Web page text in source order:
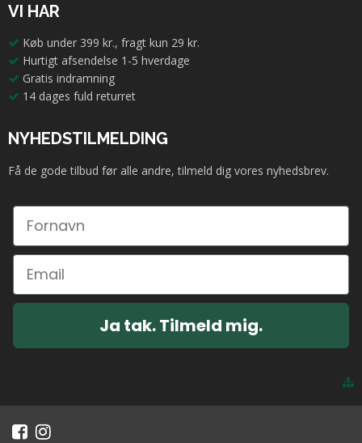
VI HAR
Køb under 399 kr., fragt kun 29 kr.
Hurtigt afsendelse 1-5 hverdage
Gratis indramning
14 dages fuld returret
NYHEDSTILMELDING
Få de gode tilbud før alle andre, tilmeld dig vores nyhedsbrev.
Ja tak. Tilmeld mig.